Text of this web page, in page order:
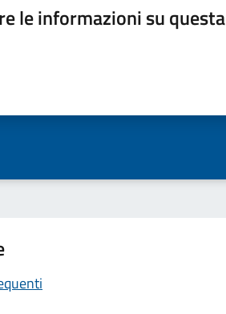
le informazioni su questa